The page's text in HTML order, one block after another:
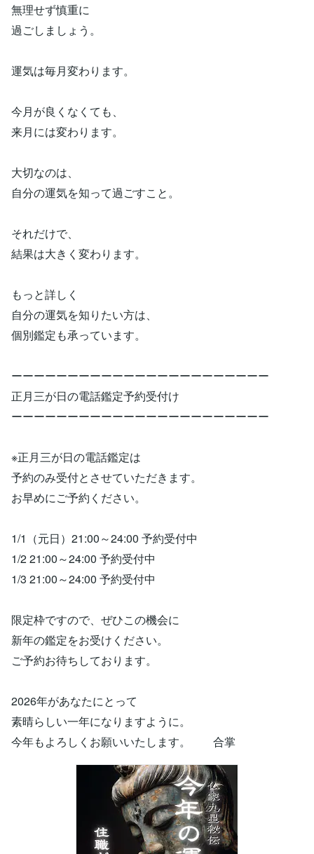
無理せず慎重に
過ごしましょう。
運気は毎月変わります。
今月が良くなくても、
来月には変わります。
大切なのは、
自分の運気を知って過ごすこと。
それだけで、
結果は大きく変わります。
もっと詳しく
自分の運気を知りたい方は、
個別鑑定も承っています。
ーーーーーーーーーーーーーーーーーーーーーーー
正月三が日の電話鑑定予約受付け
ーーーーーーーーーーーーーーーーーーーーーーー
※正月三が日の電話鑑定は
予約のみ受付とさせていただきます。
お早めにご予約ください。
1/1（元日）21:00～24:00 予約受付中
1/2 21:00～24:00 予約受付中
1/3 21:00～24:00 予約受付中
限定枠ですので、ぜひこの機会に
新年の鑑定をお受けください。
ご予約お待ちしております。
2026年があなたにとって
素晴らしい一年になりますように。
今年もよろしくお願いいたします。 合掌